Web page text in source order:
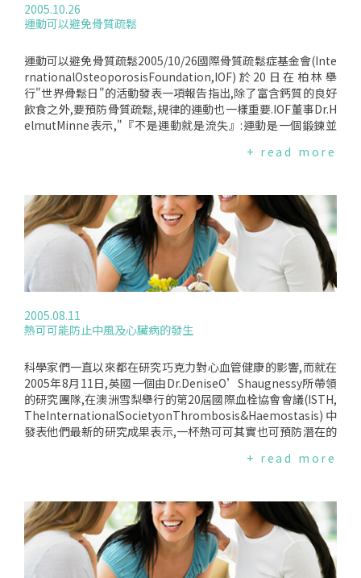
2005.10.26
運動可以避免骨質疏鬆
運動可以避免骨質疏鬆2005/10/26國際骨質疏鬆症基金會(Inte
rnationalOsteoporosisFoundation,IOF)於20日在柏林舉
行"世界骨鬆日"的活動發表一項報告指出,除了富含鈣質的良好
飲食之外,要預防骨質疏鬆,規律的運動也一樣重要.IOF董事Dr.H
elmutMinne表示,"『不是運動就是流失』:運動是一個鍛鍊並
疾病之一,超過50歲的人當中,每三名女性就有一名罹患骨質疏
持續運動以避免萎縮.一般人在成年時達到骨質密度高峰,之後會
開始流失.許多醫師及民眾都認為,藉由飲食充分攝取鈣質,或透
過陽光接觸皮膚產生維他命D等可以達到累積骨本的目的,但最
近的研究顯示,光從飲食著手是不夠的,持續運動也一樣重要！例
如一天坐著超過九小時的女性,髖關節骨折的風險比一天坐著少
於六小時的女性高出50％.為了達到骨本的累積,在中年時,背部
有運動都能刺激骨頭大量生長,負重(weight-bearing)與高衝擊
力(high-impact)的運動,如跑步、舞蹈等,是最能刺激骨頭生長
促進肌肉控制、平衡與協調,降低跌倒的發生或因此造成骨折的
風險.
+ read more
2005.08.11
熱可可能防止中風及心臟病的發生
科學家們一直以來都在研究巧克力對心血管健康的影響,而就在
2005年8月11日,英國一個由Dr.DeniseO’Shaugnessy所帶領
的研究團隊,在澳洲雪梨舉行的第20屆國際血栓協會會議(ISTH,
TheInternationalSocietyonThrombosis&Haemostasis)中
發表他們最新的研究成果表示,一杯熱可可其實也可預防潛在的
英國科學家就曾在科學期刊"自然"上發表一項研究成果,表示適
內膽固醇濃度,因為巧克力中的可可脂是可可豆中的天然脂肪,由
飽和脂肪酸、單不飽和脂肪酸以及其他少量的脂肪酸組成,而所
含的單不飽和脂肪酸中的油酸可降低膽固醇.熱可可或黑巧克力
對心臟方面的好處越來越被科學家們重視,但這些畢竟是高熱量
+ read more